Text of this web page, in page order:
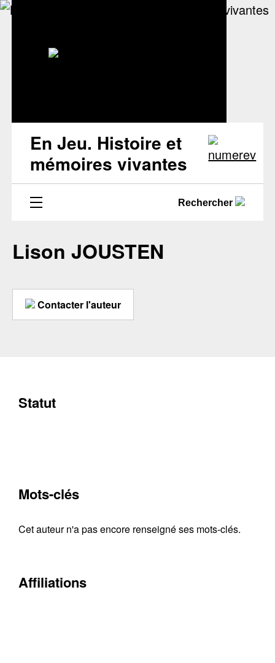
En Jeu. Histoire et
mémoires vivantes
Rechercher
Lison JOUSTEN
Contacter l'auteur
Statut
Mots-clés
Cet auteur n'a pas encore renseigné ses mots-clés.
Affiliations
Contacter